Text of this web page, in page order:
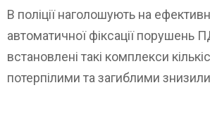
В поліції наголошують на
автоматичної фіксації порушень
встановлені такі комплекси
потерпілими та загиблими